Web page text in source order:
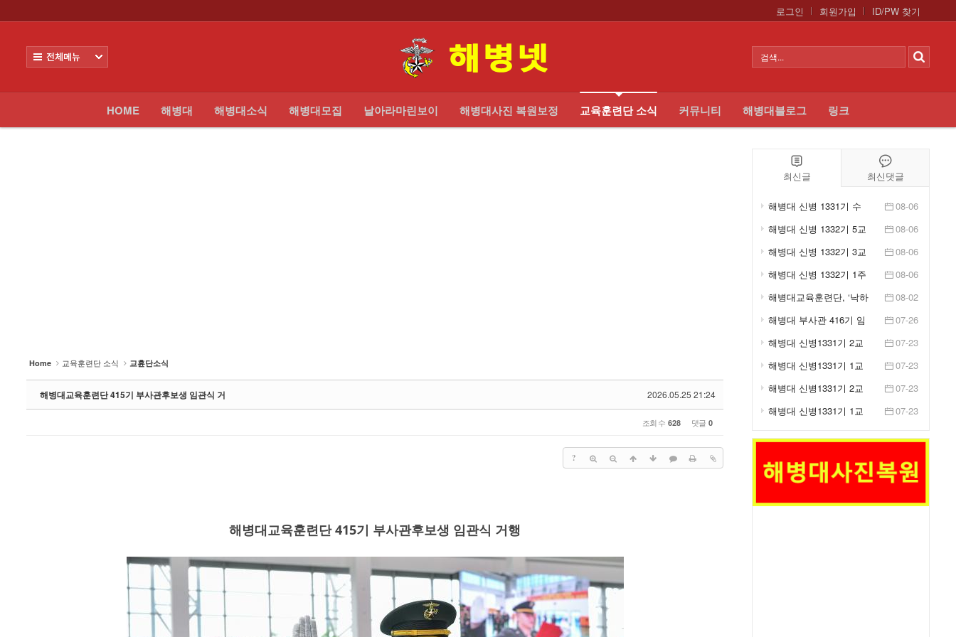
로그인
회원가입 ID/PW 찾기
HOME 해병대 해병대소식 해병대모집 날아라마린보이 해병대사진 복원보정 교육훈련단 소식 커뮤니티 해병대블로그 링크
최신글 최신댓글
해병대 신병 1331기 수
08-06
해병대 신병 1332기 5교
...
08-06
해병대 신병 1332기 3교
...
08-06
해병대 신병 1332기 1주
08-06
해병대교육훈련단, ‘낙하
08-02
해병대 부사관 416기 임
07-26
해병대 신병1331기 2교
IB...
07-23
해병대 신병1331기 1교
IB...
07-23
해병대 신병1331기 2교
생...
07-23
해병대 신병1331기 1교
생...
07-23
Home 교육훈련단 소식 교휸단소식
2026.05.25 21:24
해병대교육훈련단 415기 부사관후보생 임관식 거
조회 수 628 댓글 0
?
해병대교육훈련단 415기 부사관후보생 임관식 거행
HOME
해병대블로그
Sketchbook5, 스케치북5